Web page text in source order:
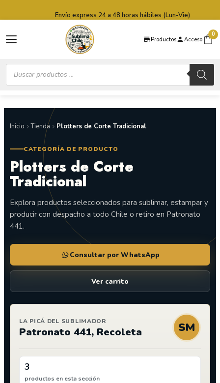
Productos Acceso
0
Búsqueda
productos
Envío express 24 a 48 horas hábiles (Lun-Vie)
Inicio Tienda Plotters de Corte Tradicional
CATEGORÍA DE PRODUCTO
Plotters de Corte
Tradicional
Explora productos seleccionados para sublimar, estampar y
producir con despacho a todo Chile o retiro en Patronato
441.
Consultar por WhatsApp
Ver carrito
LA PICÁ DEL SUBLIMADOR
Patronato 441, Recoleta SM
3
productos en esta sección